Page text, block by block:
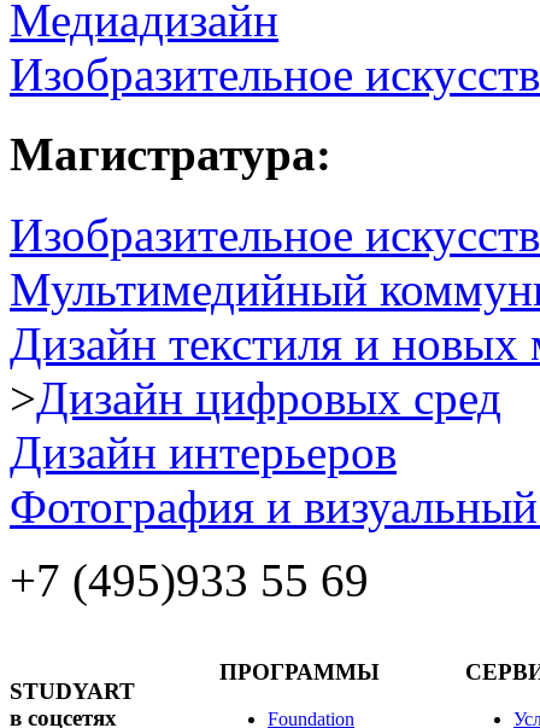
Медиадизайн
Изобразительное
Магистратура:
Изобразительное
Мультимедийный
Дизайн текстиля и новых
>Дизайн цифровых сред
Дизайн интерьеров
Фотография и
+7 (495)933 55 69
STUDYART
в соцсетях
ПРОГРАММЫ
Foundation